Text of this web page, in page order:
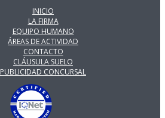
INICIO
LA FIRMA
EQUIPO HUMANO
ÁREAS DE ACTIVIDAD
CONTACTO
CLÁUSULA SUELO
PUBLICIDAD CONCURSAL